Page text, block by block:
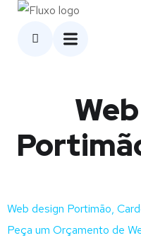
Web design Portimão,
Peça um Orçamento de